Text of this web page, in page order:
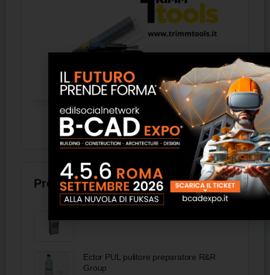
Prodotti
Ector PUL pulitore preparatore R&R
Group